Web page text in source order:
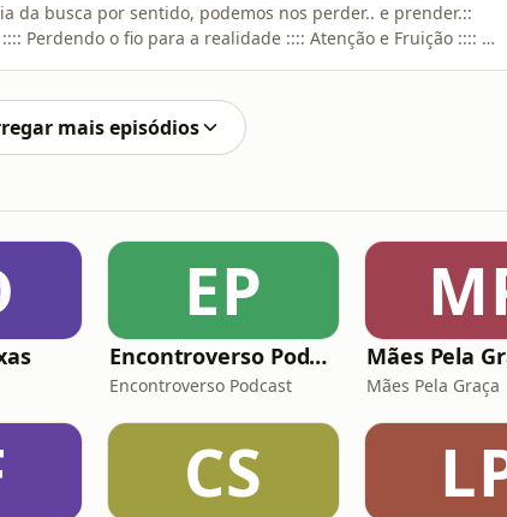
da busca por sentido, podemos nos perder.. e prender.::
Perdendo o fio para a realidade :::: Atenção e Fruição :::: A
mais episódios
EP
Encontroverso Podcast
Encontroverso Podcast
Mães Pela
Mães Pela Graça
CS